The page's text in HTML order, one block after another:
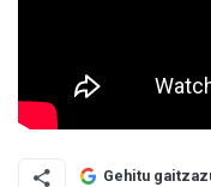
Gehitu